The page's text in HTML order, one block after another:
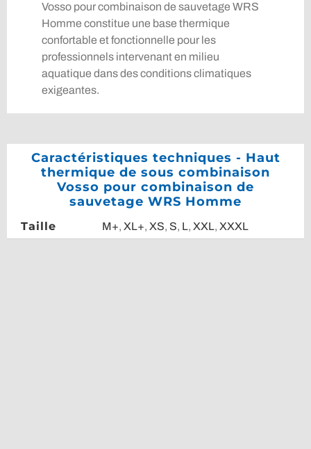
Vosso pour combinaison de sauvetage WRS
Homme constitue une base thermique
confortable et fonctionnelle pour les
professionnels intervenant en milieu
aquatique dans des conditions climatiques
exigeantes.
Caractéristiques techniques - Haut
thermique de sous combinaison
Vosso pour combinaison de
sauvetage WRS Homme
Taille M+, XL+, XS, S, L, XXL, XXXL